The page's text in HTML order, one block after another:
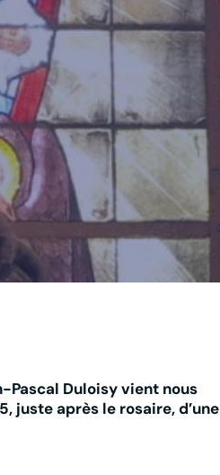
Pascal Duloisy vient nous
juste après le rosaire, d’une